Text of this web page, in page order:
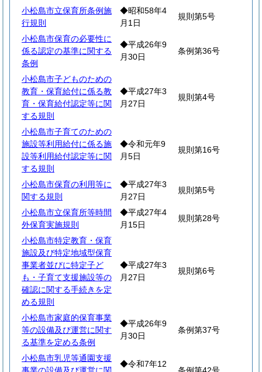
小松島市立保育所条例施
行規則
◆昭和58年4
月1日
規則第5号
小松島市保育の必要性に
係る認定の基準に関する
条例
◆平成26年9
月30日
条例第36号
小松島市子どものための
教育・保育給付に係る教
育・保育給付認定等に関
する規則
◆平成27年3
月27日
規則第4号
小松島市子育てのための
施設等利用給付に係る施
設等利用給付認定等に関
する規則
◆令和元年9
月5日
規則第16号
小松島市保育の利用等に
関する規則
◆平成27年3
月27日
規則第5号
小松島市立保育所等時間
外保育実施規則
◆平成27年4
月15日
規則第28号
小松島市特定教育・保育
施設及び特定地域型保育
事業者並びに特定子ど
も・子育て支援施設等の
確認に関する手続きを定
める規則
◆平成27年3
月27日
規則第6号
小松島市家庭的保育事業
等の設備及び運営に関す
る基準を定める条例
◆平成26年9
月30日
条例第37号
小松島市乳児等通園支援
◆令和7年12